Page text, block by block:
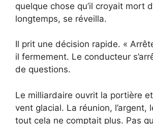
quelque chose qu’il croyait mort
longtemps, se réveilla.
Il prit une décision rapide. «
il fermement. Le conducteur
de questions.
Le milliardaire ouvrit la portière
vent glacial. La réunion, l’argent,
tout cela ne comptait plus. Pas